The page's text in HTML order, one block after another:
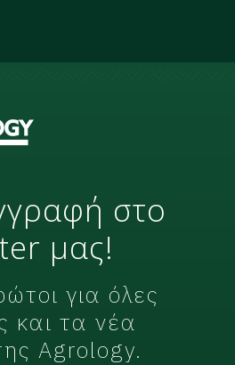
στο
μας!
για όλες
και τα νέα
Agrology.